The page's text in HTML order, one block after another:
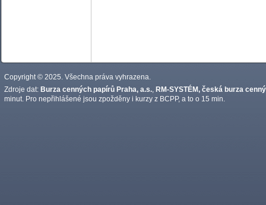
Copyright © 2025. Všechna práva vyhrazena.
Zdroje dat: Burza cenných papírů Praha, a.s. RM-SYSTÉM, česká burza
minut. Pro nepřihlášené jsou zpožděny i kurzy z BCPP, a to o 15 min.